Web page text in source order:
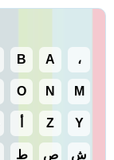
، A
B
M
N
O
Y
Z
ش ص ط